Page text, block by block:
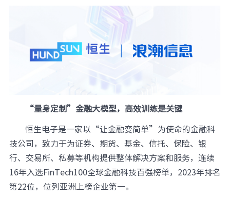
“量身定制”金融大模型，高效训练是关键
恒生电子是一家以“让金融变简单”为使命的金融科
技公司，致力于为证券、期货、基金、信托、保险、银
行、交易所、私募等机构提供整体解决方案和服务，连续
16年入选FinTech100全球金融科技百强榜单，2023年排名
第22位，位列亚洲上榜企业第一。